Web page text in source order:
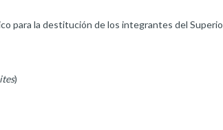
para la destitución de los integrantes del
)